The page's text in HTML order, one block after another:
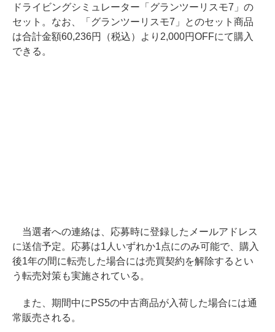
ドライビングシミュレーター「グランツーリスモ7」の
セット。なお、「グランツーリスモ7」とのセット商品
は合計金額60,236円（税込）より2,000円OFFにて購入
できる。
当選者への連絡は、応募時に登録したメールアドレス
に送信予定。応募は1人いずれか1点にのみ可能で、購入
後1年の間に転売した場合には売買契約を解除するとい
う転売対策も実施されている。
また、期間中にPS5の中古商品が入荷した場合には通
常販売される。